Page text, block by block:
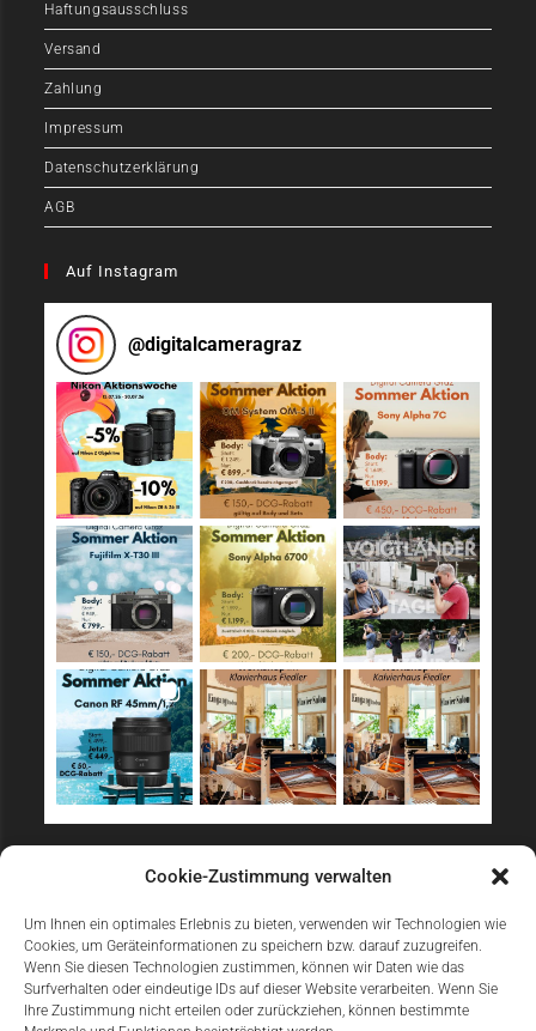
Cookie-Zustimmung verwalten
Um Ihnen ein optimales Erlebnis zu bieten, verwenden wir Technologien wie
Cookies, um Geräteinformationen zu speichern bzw. darauf zuzugreifen.
Wenn Sie diesen Technologien zustimmen, können wir Daten wie das
Surfverhalten oder eindeutige IDs auf dieser Website verarbeiten. Wenn Sie
Ihre Zustimmung nicht erteilen oder zurückziehen, können bestimmte
Haftungsausschluss
Versand
Zahlung
Impressum
Datenschutzerklärung
AGB
Auf Instagram
@digitalcameragraz
Sicher Einkaufen